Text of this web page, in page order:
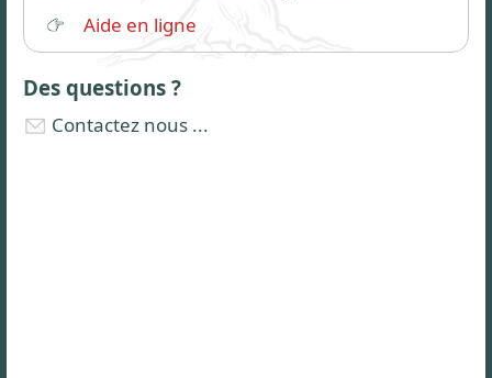
Aide en ligne
Des questions ?
Contactez nous ...